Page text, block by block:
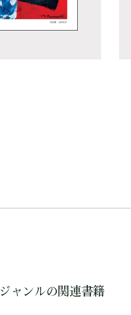
ジャンルの関連書籍